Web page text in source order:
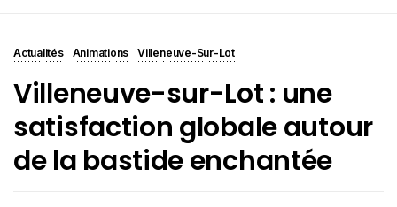
Actualités Animations Villeneuve-Sur-Lot
Villeneuve-sur-Lot : une
satisfaction globale autour
de la bastide enchantée